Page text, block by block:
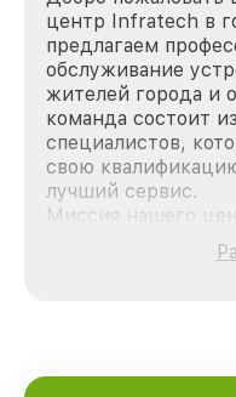
центр Infratech в
предлагаем
обслуживание
жителей города и
команда состоит
специалистов,
свою
лучший сервис.
Миссия нашего
качественный и
каждого